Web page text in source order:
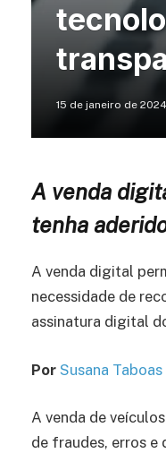
15 de janeiro de 2024
A venda
tenha
A venda digital
necessidade de
assinatura digital
Por Susana Taboas
A venda de
de fraudes, erros e